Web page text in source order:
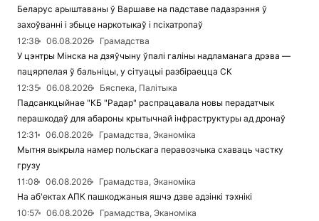
Беларус арыштаваны ў Варшаве на падставе падазрэння ў
захоўванні і збыце наркотыкаў і псіхатропаў
12:38
06.08.2026
Грамадства
У цэнтры Мінска на дзяўчыну ўпалі галіны надламанага дрэва —
пацярпелая ў бальніцы, у сітуацыі разбіраецца СК
12:35
06.08.2026
Бяспека, Палітыка
Падсанкцыйнае "КБ "Радар" распрацавала новы перадатчык
перашкодаў для абароны крытычнай інфраструктуры ад дронаў
12:31
06.08.2026
Грамадства, Эканоміка
Мытня выкрыла намер польскага перавозчыка схаваць частку
грузу
11:08
06.08.2026
Грамадства, Эканоміка
На аб'ектах АПК пашкоджаныя яшчэ дзве адзінкі тэхнікі
10:57
06.08.2026
Грамадства, Эканоміка